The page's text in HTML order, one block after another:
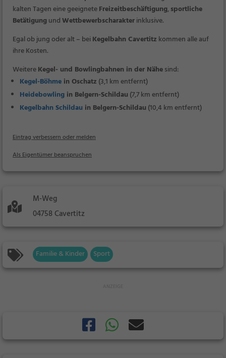
kalten Tagen eine geeigneteFreizeitbeschäftigung,sportliche
BetätigungundWettbewerbscharakterinklusive.
Egal ob jung oder alt – beiKegelbahn Cavertitz kommen alle auf
ihre Kosten.
WeitereKegel- und Bowlingbahnen in der Nähesind:
Kegel-Böhme in Oschatz (3,1 km entfernt)
Heidebowling in Belgern-Schildau (7,7 km entfernt)
Kegelbahn Schildau in Belgern-Schildau (10,4 km entfernt)
Eintrag verbessern oder melden
Als Eigentümer beanspruchen
M-Weg
04758 Cavertitz
Familie & Kinder Sport